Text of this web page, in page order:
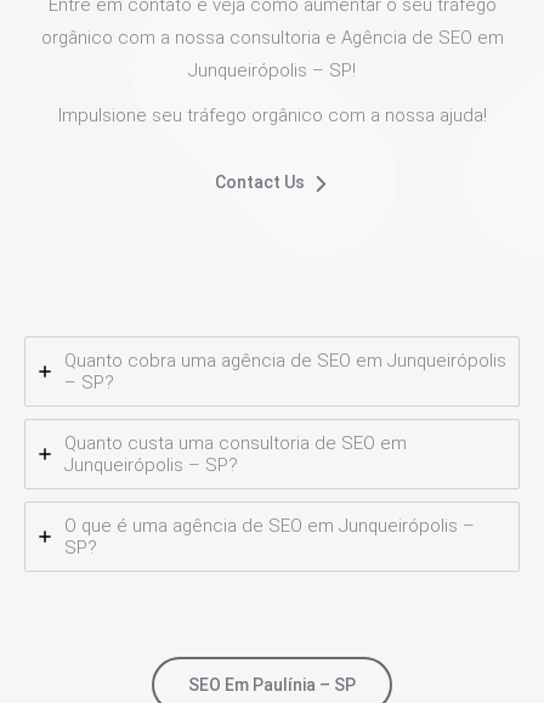
Entre em contato e veja como aumentar o seu tráfego
orgânico com a nossa consultoria e Agência de SEO em
Junqueirópolis – SP!
Impulsione seu tráfego orgânico com a nossa ajuda!
Contact Us
Quanto cobra uma agência de SEO em Junqueirópolis
– SP?
Quanto custa uma consultoria de SEO em
Junqueirópolis – SP?
O que é uma agência de SEO em Junqueirópolis –
SP?
SEO Em Paulínia – SP